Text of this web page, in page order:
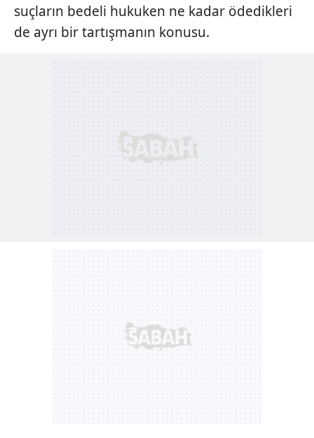
suçların bedeli hukuken ne kadar ödedikleri
de ayrı bir tartışmanın konusu.